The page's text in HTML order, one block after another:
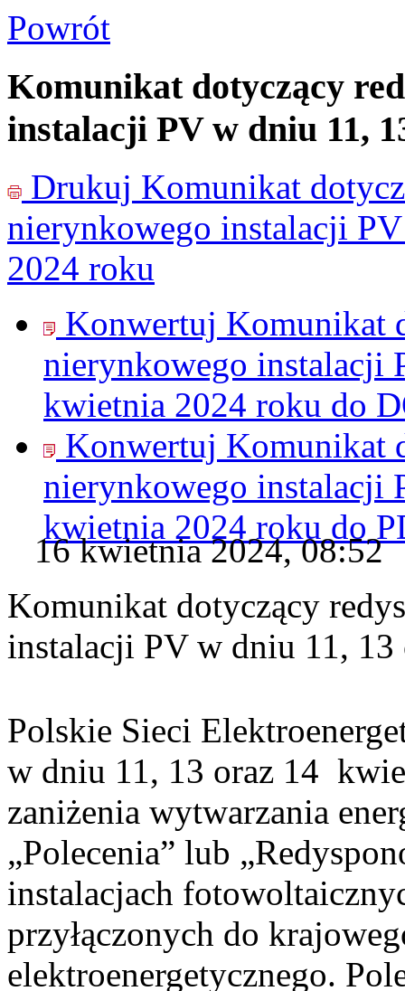
Powrót
Komunikat dotyczący
instalacji PV w dniu 11,
Drukuj Komunikat
nierynkowego instalacji
2024 roku
Konwertuj Komunikat
nierynkowego instalacji
kwietnia 2024 roku do
Konwertuj Komunikat
nierynkowego instalacji
kwietnia 2024 roku do
16 kwietnia 2024, 08:52
Komunikat dotyczący
instalacji PV w dniu 11,
Polskie Sieci
w dniu 11, 13 oraz 14
zaniżenia wytwarzania
„Polecenia” lub
instalacjach
przyłączonych do
elektroenergetycznego.